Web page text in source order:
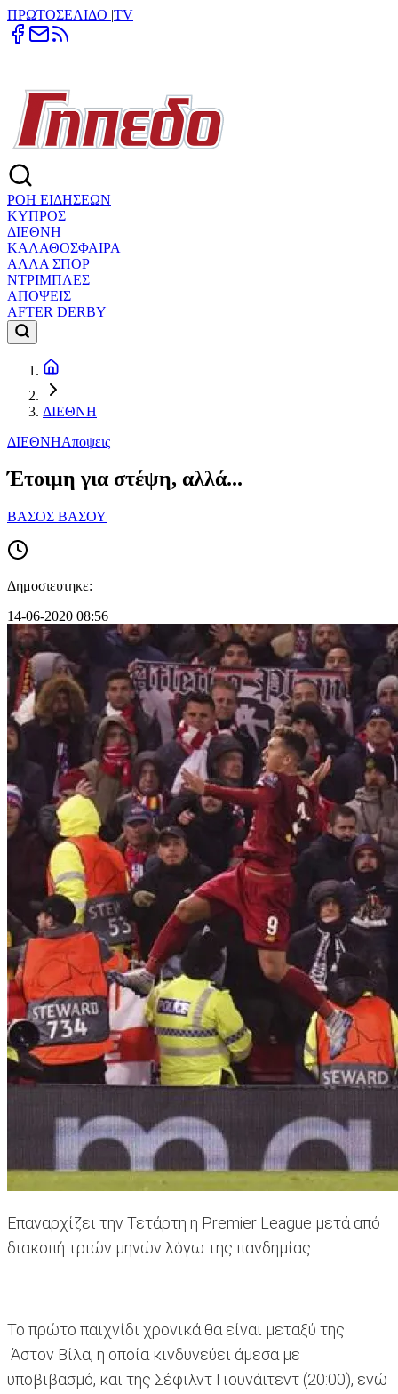
ΠΡΩΤΟΣΕΛΙΔΟ |TV
ΡΟΗ ΕΙΔΗΣΕΩΝ
ΚΥΠΡΟΣ
ΔΙΕΘΝΗ
ΚΑΛΑΘΟΣΦΑΙΡΑ
ΑΛΛΑ ΣΠΟΡ
ΝΤΡΙΜΠΛΕΣ
ΑΠΟΨΕΙΣ
AFTER DERBY
ΔΙΕΘΝΗ
ΔΙΕΘΝΗΑποψεις
Έτοιμη για στέψη, αλλά...
ΒΑΣΟΣ ΒΑΣΟΥ
Δημοσιευτηκε:
14-06-2020 08:56
Επαναρχίζει την Τετάρτη η Premier League μετά από
διακοπή τριών μηνών λόγω της πανδημίας.
Το πρώτο παιχνίδι χρονικά θα είναι μεταξύ της
Άστον Βίλα, η οποία κινδυνεύει άμεσα με
υποβιβασμό, και της Σέφιλντ Γιουνάιτεντ (20:00), ενώ